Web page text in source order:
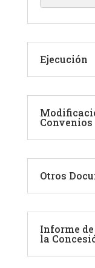
Ejecución
Convenios
Otros
Informe
la